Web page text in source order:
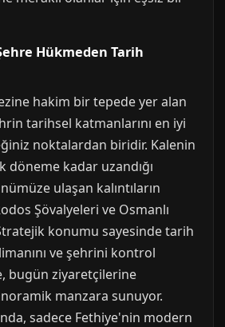
Hükmeden Tarih
hakim bir tepede yer alan
tarihsel katmanlarını en iyi
noktalardan biridir. Kalenin
döneme kadar uzandığı
ulaşan kalıntıların
Şövalyeleri ve Osmanlı
konumu sayesinde tarih
ve şehrini kontrol
bugün ziyaretçilerine
manzara sunuyor.
sadece Fethiye'nin modern